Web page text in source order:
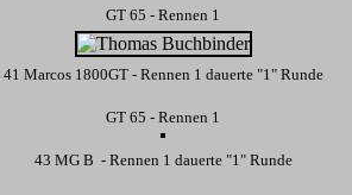
GT 65 - Rennen 1
41 Marcos 1800GT - Rennen 1 dauerte "1" Runde
GT 65 - Rennen 1
43 MG B - Rennen 1 dauerte "1" Runde